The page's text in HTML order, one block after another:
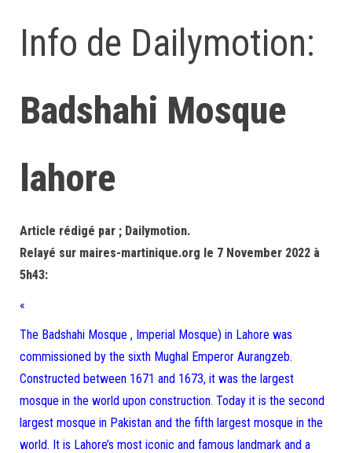
Info de Dailymotion:
Badshahi Mosque
lahore
Article rédigé par ; Dailymotion.
Relayé sur maires-martinique.org le 7 November 2022 à
5h43:
«
The Badshahi Mosque ‎, Imperial Mosque) in Lahore was
commissioned by the sixth Mughal Emperor Aurangzeb.
Constructed between 1671 and 1673, it was the largest
mosque in the world upon construction. Today it is the second
largest mosque in Pakistan and the fifth largest mosque in the
world. It is Lahore’s most iconic and famous landmark and a